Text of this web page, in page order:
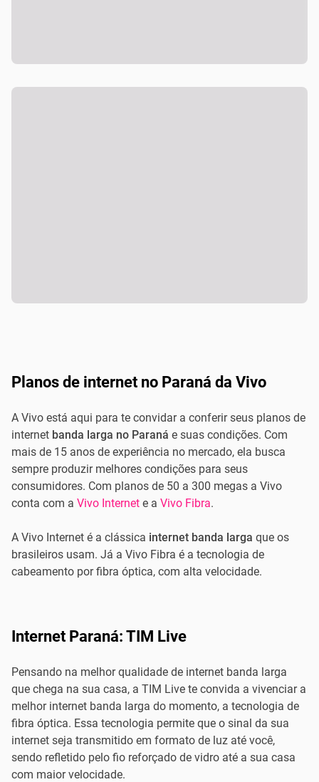
Planos de internet no Paraná da Vivo
A Vivo está aqui para te convidar a conferir seus planos de
internet banda larga no Paraná e suas condições. Com
mais de 15 anos de experiência no mercado, ela busca
sempre produzir melhores condições para seus
consumidores. Com planos de 50 a 300 megas a Vivo
conta com a Vivo Internet e a Vivo Fibra.
A Vivo Internet é a clássica internet banda larga que os
brasileiros usam. Já a Vivo Fibra é a tecnologia de
cabeamento por fibra óptica, com alta velocidade.
Internet Paraná: TIM Live
Pensando na melhor qualidade de internet banda larga
que chega na sua casa, a TIM Live te convida a vivenciar a
melhor internet banda larga do momento, a tecnologia de
fibra óptica. Essa tecnologia permite que o sinal da sua
internet seja transmitido em formato de luz até você,
sendo refletido pelo fio reforçado de vidro até a sua casa
com maior velocidade.